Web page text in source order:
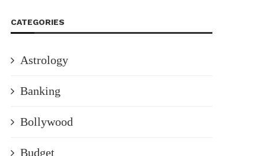
CATEGORIES
Astrology
Banking
Bollywood
Budget